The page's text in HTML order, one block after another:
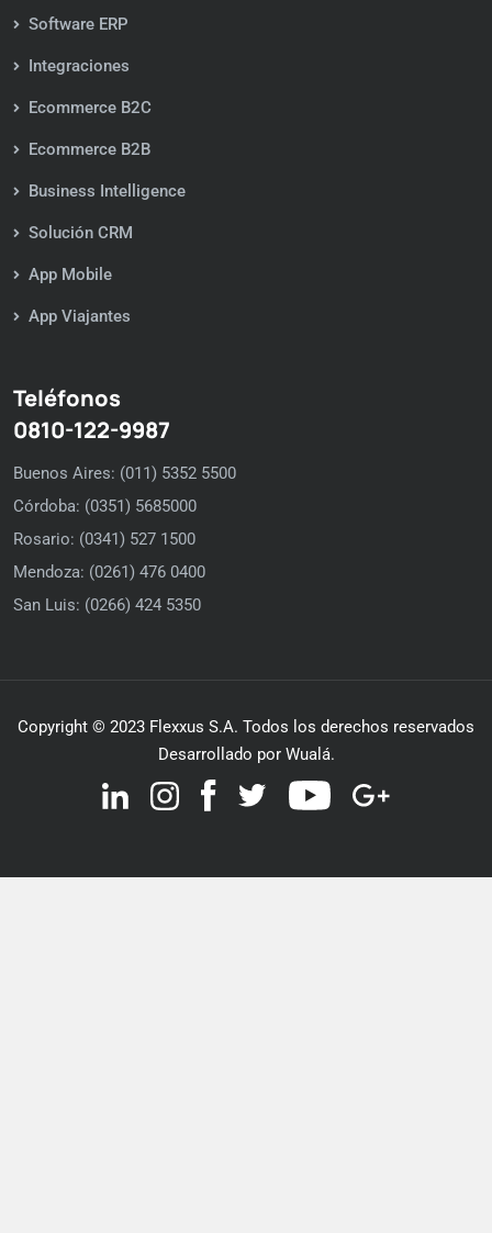
Software ERP
Integraciones
Ecommerce B2C
Ecommerce B2B
Business Intelligence
Solución CRM
App Mobile
App Viajantes
Teléfonos
0810-122-9987
Buenos Aires: (011) 5352 5500
Córdoba: (0351) 5685000
Rosario: (0341) 527 1500
Mendoza: (0261) 476 0400
San Luis: (0266) 424 5350
Copyright © 2023 Flexxus S.A. Todos los derechos reservados
Desarrollado por Wualá.